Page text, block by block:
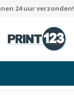
24 uur verzonden!